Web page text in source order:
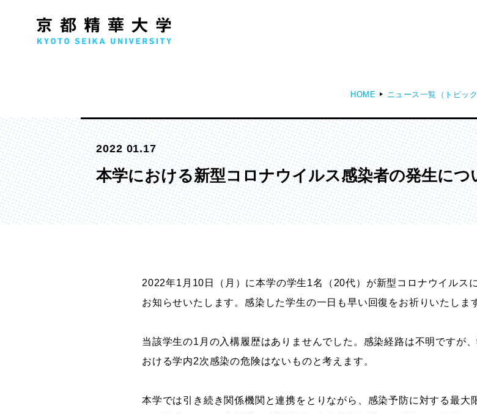
人文学部
歴史コース
文学コース
社会コース
国際文化コース
国際日本学コース
メディア表現学部
メディア表現学科
芸術学部
造形学科
プロダクトデザイン学科
ストーリーマンガコース
アニメーションコース
人文学研究
HOME ニュース一覧（トピック
2022 01.17
本学における新型コロナウイルス感染者の発生につ
2022年1月10日（月）に本学の学生1名（20代）が新型コロナウイルス
お知らせいたします。感染した学生の一日も早い回復をお祈りいたしま
当該学生の1月の入構履歴はありませんでした。感染経路は不明ですが
おける学内2次感染の危険はないものと考えます。
本学では引き続き関係機関と連携をとりながら、感染予防に対する最大